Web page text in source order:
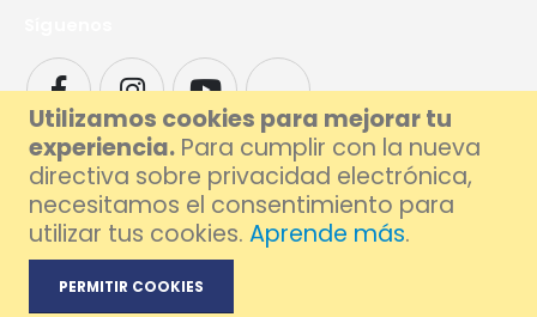
Utilizamos cookies para mejorar tu
experiencia. Para cumplir con la nueva
directiva sobre privacidad electrónica,
necesitamos el consentimiento para
utilizar tus cookies. Aprende más.
PERMITIR COOKIES
© 2026 Foxlive - Especialistas en Reparación de Móviles y Ordenadores en